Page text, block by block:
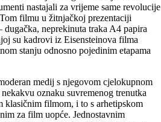
nastajali za vrijeme same revolucije
filmu u žitnjačkoj prezentaciji
neprekinuta traka A4 papira
su kadrovi iz Eisensteinova filma
stanju odnosno pojedinim etapama
medij s njegovom cjelokupnom
oznaku suvremenog trenutka
klasičnim filmom, i to s arhetipskom
za film uopće. Jednostavnim